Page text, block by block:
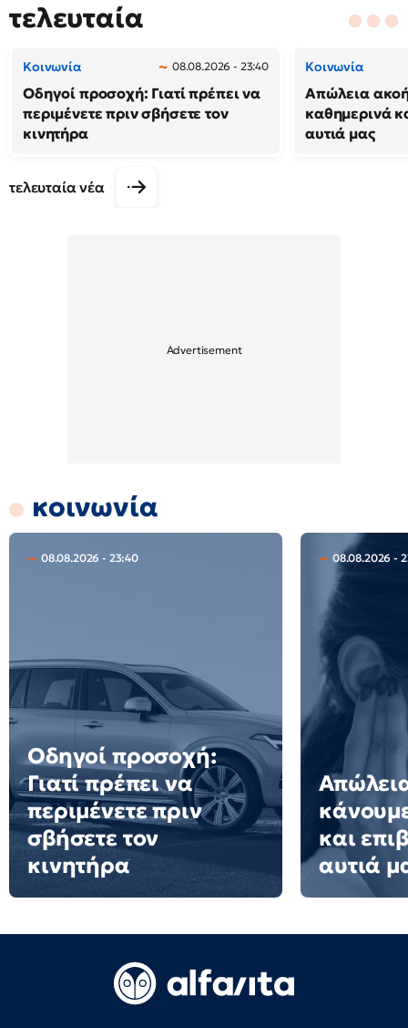
τελευταία
Κοινωνία 08.08.2026 - 23:40
Οδηγοί προσοχή: Γιατί πρέπει να
περιμένετε πριν σβήσετε τον
κινητήρα
Κοινωνία
Απώλεια
καθημερινά
αυτιά μας
τελευταία νέα
κοινωνία
08.08.2026 - 23:40
Οδηγοί προσοχή:
Γιατί πρέπει να
περιμένετε πριν
σβήσετε τον
κινητήρα
08.08.2026 -
και
αυτιά